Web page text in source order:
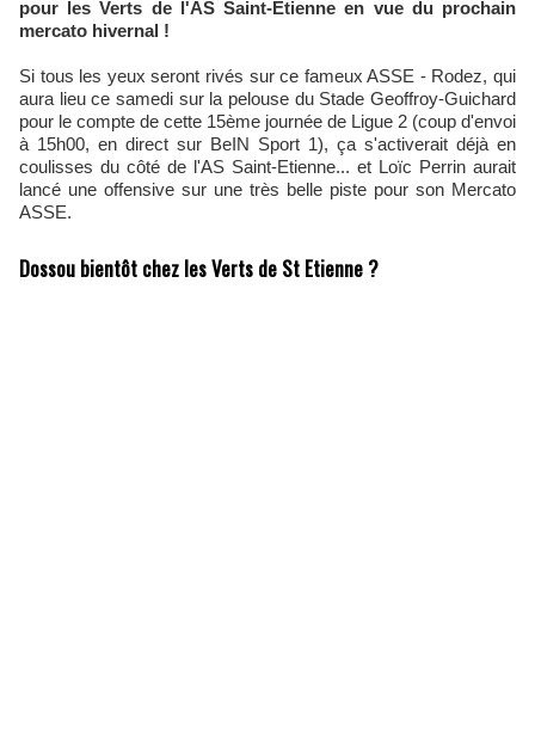
pour les Verts de l'AS Saint-Etienne en vue du prochain
mercato hivernal !
Si tous les yeux seront rivés sur ce fameux ASSE - Rodez, qui
aura lieu ce samedi sur la pelouse du Stade Geoffroy-Guichard
pour le compte de cette 15ème journée de Ligue 2 (coup d'envoi
à 15h00, en direct sur BeIN Sport 1), ça s'activerait déjà en
coulisses du côté de l'AS Saint-Etienne... et Loïc Perrin aurait
lancé une offensive sur une très belle piste pour son Mercato
ASSE.
Dossou bientôt chez les Verts de St Etienne ?